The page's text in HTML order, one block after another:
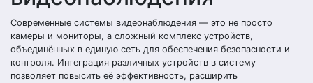
Современные системы видеонаблюдения — это не просто
камеры и мониторы, а сложный комплекс устройств,
объединённых в единую сеть для обеспечения безопасности и
контроля. Интеграция различных устройств в систему
позволяет повысить её эффективность, расширить